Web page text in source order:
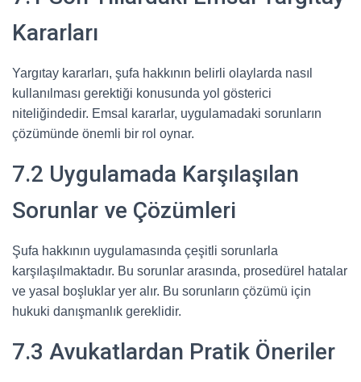
Kararları
Yargıtay kararları, şufa hakkının belirli olaylarda nasıl
kullanılması gerektiği konusunda yol gösterici
niteliğindedir. Emsal kararlar, uygulamadaki sorunların
çözümünde önemli bir rol oynar.
7.2 Uygulamada Karşılaşılan
Sorunlar ve Çözümleri
Şufa hakkının uygulamasında çeşitli sorunlarla
karşılaşılmaktadır. Bu sorunlar arasında, prosedürel hatalar
ve yasal boşluklar yer alır. Bu sorunların çözümü için
hukuki danışmanlık gereklidir.
7.3 Avukatlardan Pratik Öneriler